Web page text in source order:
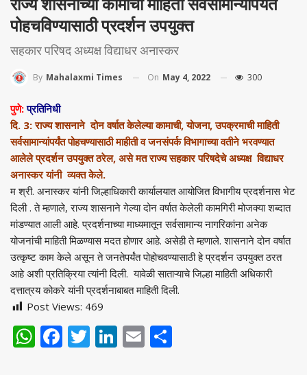
राज्य शासनाच्या कामाची माहिती सर्वसामान्यांपर्यंत
पोहचविण्यासाठी प्रदर्शन उपयुक्त
सहकार परिषद अध्यक्ष विद्याधर अनास्कर
By Mahalaxmi Times On May 4, 2022 300
पुणे:प्रतिनिधी
दि. 3: राज्य शासनाने दोन वर्षात केलेल्या कामाची, योजना, उपक्रमाची माहिती
सर्वसामान्यांपर्यंत पोहचण्यासाठी माहीती व जनसंपर्क विभागाच्या वतीने भरवण्यात
आलेले प्रदर्शन उपयुक्त ठरेल, असे मत राज्य सहकार परिषदेचे अध्यक्ष विद्याधर
अनास्कर यांनी व्यक्त केले.
म श्री. अनास्कर यांनी जिल्हाधिकारी कार्यालयात आयोजित विभागीय प्रदर्शनास भेट
दिली . ते म्हणाले, राज्य शासनाने गेल्या दोन वर्षात केलेली कामगिरी मोजक्या शब्दात
मांडण्यात आली आहे. प्रदर्शनाच्या माध्यमातून सर्वसामान्य नागरिकांना अनेक
योजनांची माहिती मिळण्यास मदत होणार आहे. असेही ते म्हणाले. शासनाने दोन वर्षात
उत्कृष्ट काम केले असून ते जनतेपर्यंत पोहोचवण्यासाठी हे प्रदर्शन उपयुक्त ठरत
आहे अशी प्रतिक्रिया त्यांनी दिली. यावेळी साताऱ्याचे जिल्हा माहिती अधिकारी
दत्तात्रय कोकरे यांनी प्रदर्शनाबाबत माहिती दिली.
Post Views: 469
WhatsApp
Facebook
Twitter
LinkedIn
Email